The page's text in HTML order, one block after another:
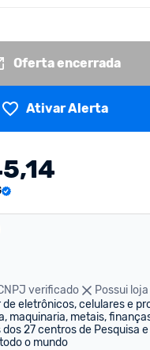
Oferta encerrada
Ativar Alerta
verificado
Possui
eletrônicos, celulares e
maquinaria, metais,
27 centros de Pesquisa e
o mundo